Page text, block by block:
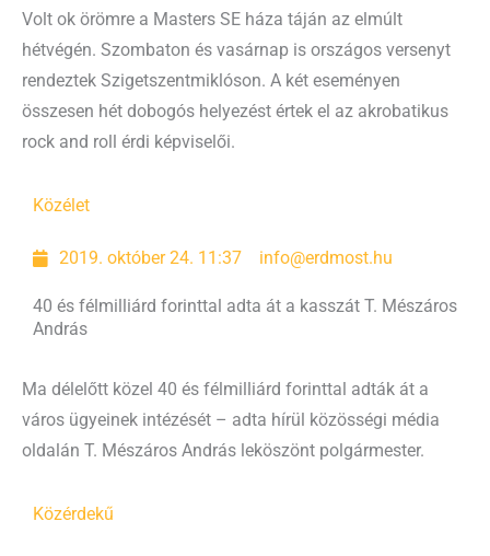
Volt ok örömre a Masters SE háza táján az elmúlt
hétvégén. Szombaton és vasárnap is országos versenyt
rendeztek Szigetszentmiklóson. A két eseményen
összesen hét dobogós helyezést értek el az akrobatikus
rock and roll érdi képviselői.
Közélet
2019. október 24. 11:37 info@erdmost.hu
40 és félmilliárd forinttal adta át a kasszát T. Mészáros
András
Ma délelőtt közel 40 és félmilliárd forinttal adták át a
város ügyeinek intézését – adta hírül közösségi média
oldalán T. Mészáros András leköszönt polgármester.
Közérdekű